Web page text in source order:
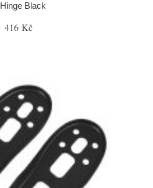
Hinge Black
416 Kč